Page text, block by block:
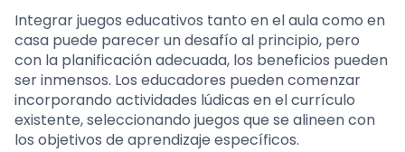
Integrar juegos educativos tanto en el aula como en
casa puede parecer un desafío al principio, pero
con la planificación adecuada, los beneficios pueden
ser inmensos. Los educadores pueden comenzar
incorporando actividades lúdicas en el currículo
existente, seleccionando juegos que se alineen con
los objetivos de aprendizaje específicos.